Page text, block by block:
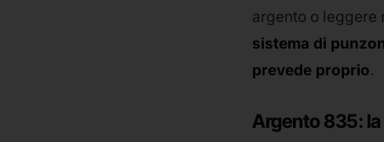
argento o leggere
sistema di
prevede proprio.
Argento 835: